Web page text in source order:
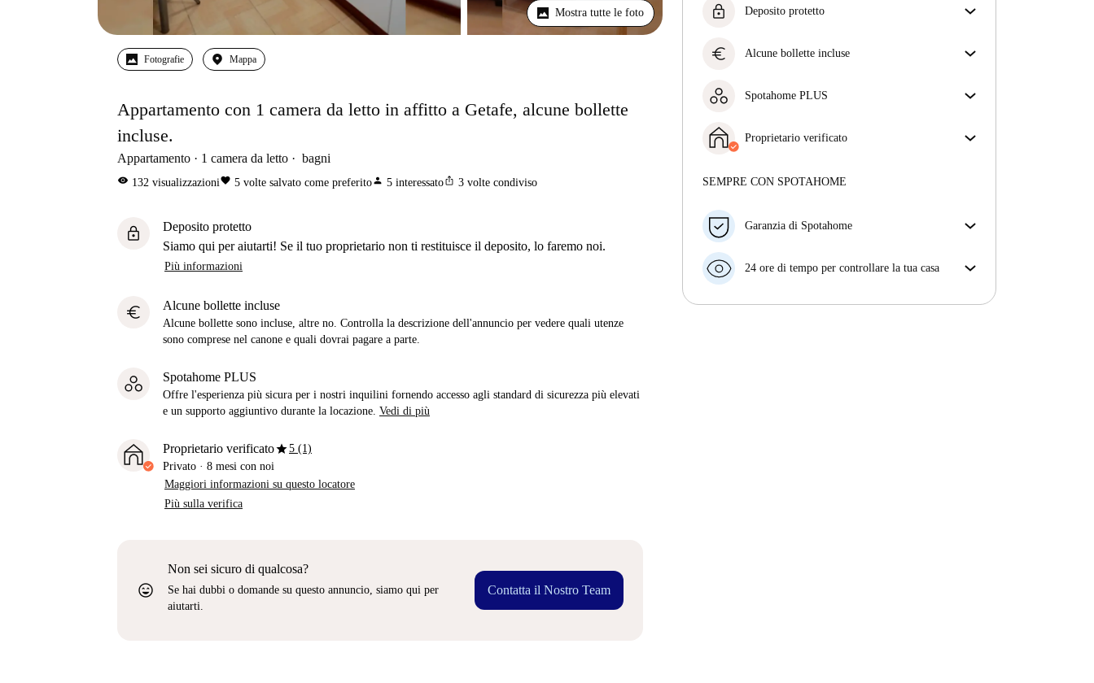
Mostra tutte le foto
Fotografie Mappa
Appartamento con 1 camera da letto in affitto a Getafe, alcune bollette
incluse.
Appartamento 1 camera da letto bagni
visibility 132 visualizzazionifavorite 5 volte salvato come preferitoperson 5 interessatoios_share 3 volte condiviso
lock
Deposito protetto
Siamo qui per aiutarti! Se il tuo proprietario non ti restituisce il deposito, lo faremo noi.
Più informazioni
euro Alcune bollette incluse
Alcune bollette sono incluse, altre no. Controlla la descrizione dell'annuncio per vedere quali utenze
sono comprese nel canone e quali dovrai pagare a parte.
Spotahome PLUS
Offre l'esperienza più sicura per i nostri inquilini fornendo accesso agli standard di sicurezza più elevati
e un supporto aggiuntivo durante la locazione. Vedi di più
Proprietario verificatostar5 (1)
Privato · 8 mesi con noi
Maggiori informazioni su questo locatore
Più sulla verifica
sentiment_very_satisfied
Non sei sicuro di qualcosa?
Se hai dubbi o domande su questo annuncio, siamo qui per
aiutarti.
Contatta il Nostro Team
lock Deposito protetto
restituisce il deposito, lo faremo noi.
euro Alcune bollette incluse
descrizione dell'annuncio per vedere quali utenze
Spotahome PLUS
fornendo accesso agli standard di sicurezza più
elevati e un supporto aggiuntivo durante la
Proprietario verificato
Maggiori informazioni su questo locatore
SEMPRE CON SPOTAHOME
Garanzia di Spotahome
con breve preavviso, noi A) ti pagheremo un hotel e
B) ti rimborseremo totalmente
24 ore di tempo per controllare la tua casa